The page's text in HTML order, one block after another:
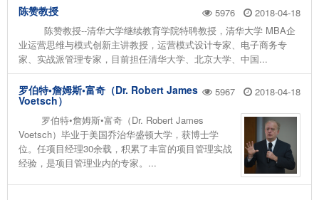
5976 2018-04-18
陈赞教授
陈赞教授--清华大学继续教育学院特聘教授，清华大学 MBA企
业运营思维与模式创新主讲教授，运营模式设计专家、电子商务专
家、实战派管理专家，目前担任清华大学、北京大学、中国...
5967 2018-04-18
罗伯特•詹姆斯•富奇（Dr. Robert James
Voetsch）
罗伯特•詹姆斯•富奇（Dr. Robert James
Voetsch）毕业于美国乔治华盛顿大学，获博士学
位。任项目经理30余载，积累了丰富的项目管理实战
经验，是项目管理业内的专家。...